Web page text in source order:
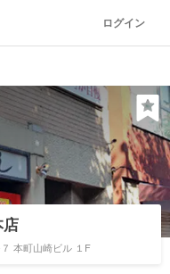
ログイン
本町山崎ビル １F